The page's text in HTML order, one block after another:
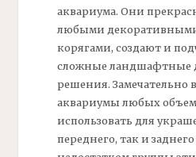
аквариума. Они
любыми
корягами, создают и
сложные ландшафтные
решения. Замечательно
аквариумы любых
использовать для
переднего, так и